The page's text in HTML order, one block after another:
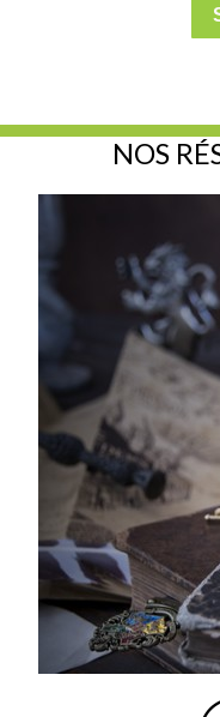
NOS
If you continue to
party services🍪